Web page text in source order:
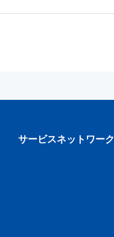
サービスネットワーク